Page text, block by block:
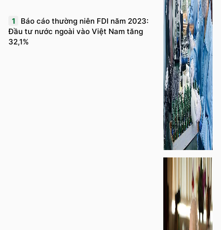
1
Báo cáo thường niên FDI năm 2023:
Đầu tư nước ngoài vào Việt Nam tăng
32,1%